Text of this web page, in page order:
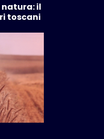
natura: il
toscani